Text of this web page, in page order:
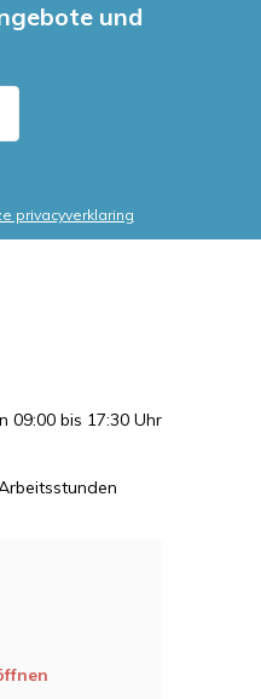
und
privacyverklaring
09:00 bis 17:30 Uhr